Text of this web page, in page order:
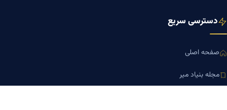
دسترسی سریع
صفحه اصلی
مجله بنیاد میر